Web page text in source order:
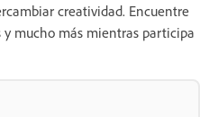
creatividad. Encuentre
y mucho más mientras participa